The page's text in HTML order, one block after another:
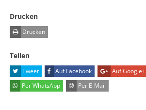
Drucken
Drucken
Teilen
Tweet Auf Facebook Auf Google+
Per WhatsApp
Per E-Mail